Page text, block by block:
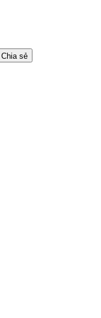
Chia sẻ